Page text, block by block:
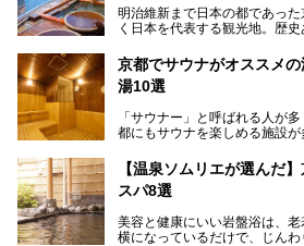
漁師町や商店街で働く人々を
ます。
───
この記事は京都府舞鶴市のPR
明治維新まで日本の都であっ
く日本を代表する観光地。歴
今回は、そんな京都府で2025
湯を紹介します。
部でレジャー気分を満喫でき
ー銭湯を探してみてくださいね
京都でサウナがオススメ
湯10選
「サウナー」と呼ばれる人が
都にもサウナを楽しめる施設が
自分の好きなサウナを探すの
ナを体感してみたいですよね。
のある温浴施設を紹介します。
【温泉ソムリエが選んだ
スパ8選
美容と健康にいい岩盤浴は、老
横になっているだけで、じんわ